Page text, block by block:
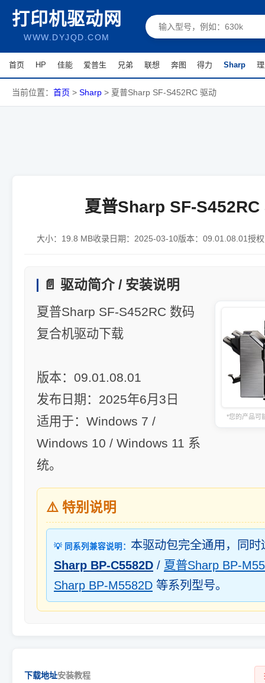
打印机驱动网
WWW.DYJQD.COM
首页 HP 佳能 爱普生 兄弟 联想 奔图 得力 Sharp
当前位置： 首页 > Sharp > 夏普Sharp SF-S452RC 驱动
夏普Sharp SF-S452RC
大小： 19.8 MB收录日期： 2025-03-10版本： 09.01.08.01授
📄 驱动简介 / 安装说明
*您的产品可
夏普Sharp SF-S452RC 数码
复合机驱动下载
版本：09.01.08.01
发布日期：2025年6月3日
适用于：Windows 7 /
Windows 10 / Windows 11 系
统。
⚠️ 特别说明
💡 同系列兼容说明： 本驱动包完全通用，同
Sharp BP-C5582D / 夏普Sharp BP-
Sharp BP-M5582D 等系列型号。
下载地址安装教程